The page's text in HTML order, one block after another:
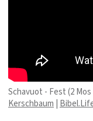
Schavuot - Fest (2 Mos
Kerschbaum |